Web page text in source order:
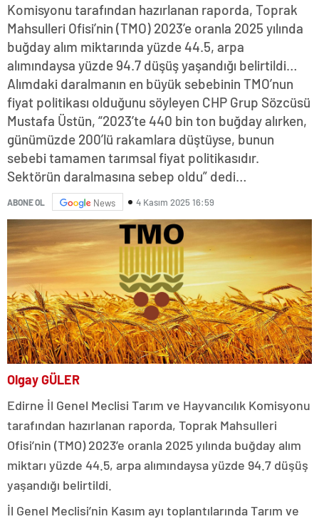
Komisyonu tarafından hazırlanan raporda, Toprak
Mahsulleri Ofisi’nin (TMO) 2023’e oranla 2025 yılında
buğday alım miktarında yüzde 44.5, arpa
alımındaysa yüzde 94.7 düşüş yaşandığı belirtildi…
Alımdaki daralmanın en büyük sebebinin TMO’nun
fiyat politikası olduğunu söyleyen CHP Grup Sözcüsü
Mustafa Üstün, “2023’te 440 bin ton buğday alırken,
günümüzde 200’lü rakamlara düştüyse, bunun
sebebi tamamen tarımsal fiyat politikasıdır.
Sektörün daralmasına sebep oldu” dedi…
ABONE OL News 4 Kasım 2025 16:59
Olgay GÜLER
Edirne İl Genel Meclisi Tarım ve Hayvancılık Komisyonu
tarafından hazırlanan raporda, Toprak Mahsulleri
Ofisi’nin (TMO) 2023’e oranla 2025 yılında buğday alım
miktarı yüzde 44.5, arpa alımındaysa yüzde 94.7 düşüş
yaşandığı belirtildi.
İl Genel Meclisi’nin Kasım ayı toplantılarında Tarım ve